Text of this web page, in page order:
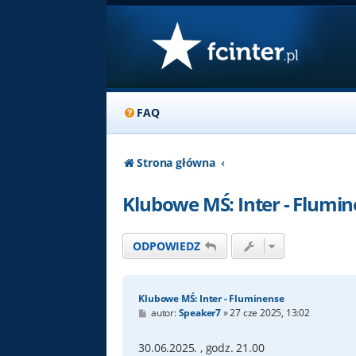
FAQ
Strona główna
Klubowe MŚ: Inter -
ODPOWIEDZ
Klubowe MŚ: Inter - Fluminense
P
t
autor:Speaker7»27 cze 2025, 13:02
30.06.2025. , godz. 21.00